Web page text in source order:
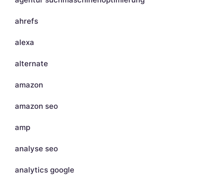
ahrefs
alexa
alternate
amazon
amazon seo
amp
analyse seo
analytics google